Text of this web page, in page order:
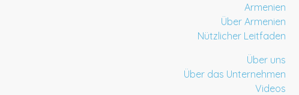
Armenien
Über Armenien
Nützlicher Leitfaden
Über uns
Über das Unternehmen
Videos